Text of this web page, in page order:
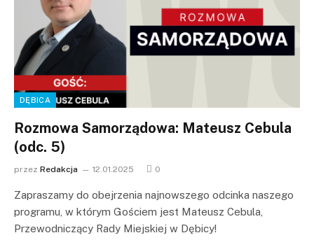
DĘBICA
Rozmowa Samorządowa: Mateusz Cebula
(odc. 5)
przez Redakcja 12.01.2025 0
Zapraszamy do obejrzenia najnowszego odcinka naszego
programu, w którym Gościem jest Mateusz Cebula,
Przewodniczący Rady Miejskiej w Dębicy!